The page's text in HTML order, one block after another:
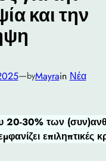
και την
—byMayrain Νέα
20-30% των
επιληπτικές